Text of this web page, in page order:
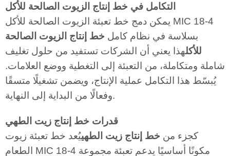
التكامل في خط إنتاج الزيوت الصالحة للأكل
يمكن دمج خط تعبئة الزيوت الصالحة للأكل MIC 18-4
بسلاسة في نظام كامل خط إنتاج الزيوت الصالحة
للأكلهذا يعني أن الشركات تستفيد من حلول تغليف
شاملة ومتكاملة، من التعبئة إلى التغطية ووضع العلامات.
يُبسّط هذا التكامل عملية الإنتاج، ويضمن تشغيلًا متسقًا
وفعالًا من البداية إلى النهاية.
قدرات خط إنتاج زيت الطهي
كجزء من خط إنتاج زيت الطهييُعد خط تعبئة زيوت
الطعام MIC 18-4 مكونًا أساسيًا يدعم تعبئة مجموعة